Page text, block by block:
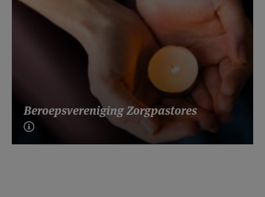
Beroepsvereniging Zorgpastores